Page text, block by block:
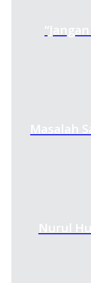
Masalah
Nurul